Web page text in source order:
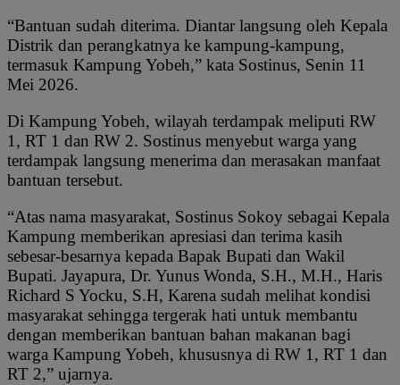
“Bantuan sudah diterima. Diantar langsung oleh Kepala
Distrik dan perangkatnya ke kampung-kampung,
termasuk Kampung Yobeh,” kata Sostinus, Senin 11
Mei 2026.
Di Kampung Yobeh, wilayah terdampak meliputi RW
1, RT 1 dan RW 2. Sostinus menyebut warga yang
terdampak langsung menerima dan merasakan manfaat
bantuan tersebut.
“Atas nama masyarakat, Sostinus Sokoy sebagai Kepala
Kampung memberikan apresiasi dan terima kasih
sebesar-besarnya kepada Bapak Bupati dan Wakil
Bupati. Jayapura, Dr. Yunus Wonda, S.H., M.H., Haris
Richard S Yocku, S.H, Karena sudah melihat kondisi
masyarakat sehingga tergerak hati untuk membantu
dengan memberikan bantuan bahan makanan bagi
warga Kampung Yobeh, khususnya di RW 1, RT 1 dan
RT 2,” ujarnya.